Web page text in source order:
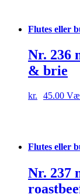
Flutes eller
Nr. 236
& brie
kr. 45.00
Flutes eller
Nr. 237